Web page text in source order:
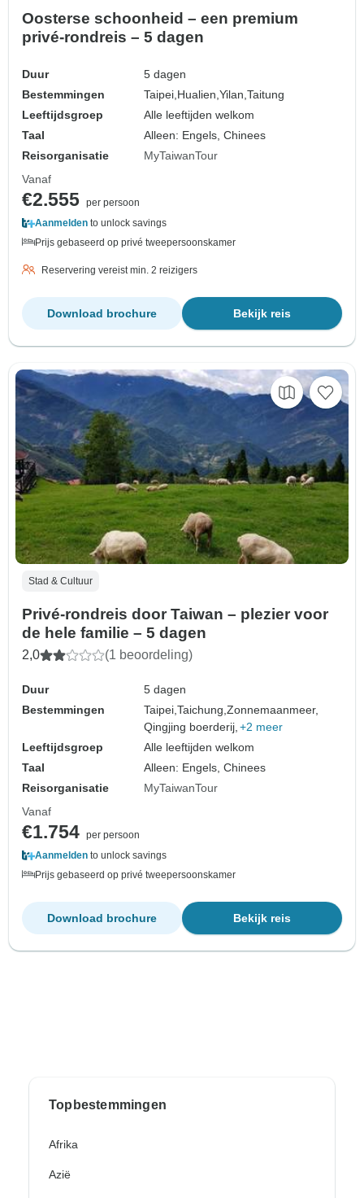
Oosterse schoonheid – een premium
privé-rondreis – 5 dagen
Duur
5 dagen
Bestemmingen
Taipei, Hualien,Yilan,Taitung
Leeftijdsgroep
Alle leeftijden welkom
Taal
Alleen: Engels, Chinees
Reisorganisatie
MyTaiwanTour
Vanaf
€2.555 per persoon
Aanmelden to unlock savings
Prijs gebaseerd op privé tweepersoonskamer
Reservering vereist min. 2 reizigers
Bekijk reis
Download brochure
Stad & Cultuur
Privé-rondreis door Taiwan – plezier voor
de hele familie – 5 dagen
2,0 (1 beoordeling)
Duur
5 dagen
Bestemmingen
Taipei,Taichung,Zonnemaanmeer,
Qingjing boerderij, +2 meer
Leeftijdsgroep
Alle leeftijden welkom
Taal
Alleen: Engels, Chinees
Reisorganisatie
MyTaiwanTour
Vanaf
€1.754 per persoon
Aanmelden to unlock savings
Prijs gebaseerd op privé tweepersoonskamer
Bekijk reis
Download brochure
Topbestemmingen
Afrika
Azië